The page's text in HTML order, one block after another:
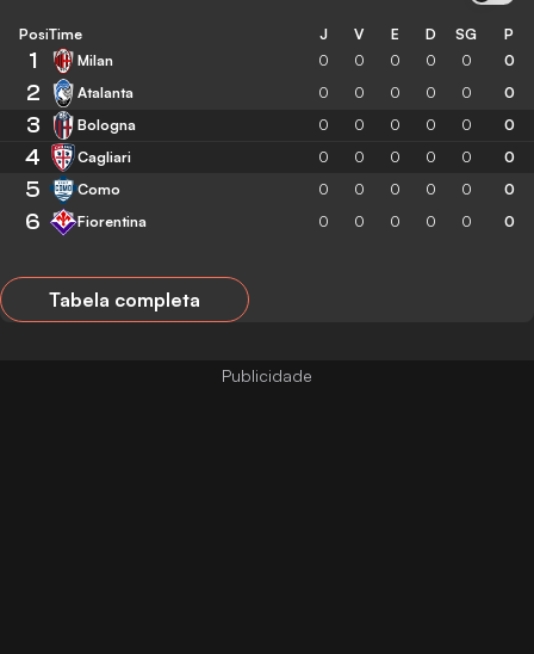
Posição
Time J V E D SG P
1 Milan 0 0 0 0 0 0
2 Atalanta 0 0 0 0 0 0
3 Bologna 0 0 0 0 0 0
4 Cagliari 0 0 0 0 0 0
5 Como 0 0 0 0 0 0
6 Fiorentina 0 0 0 0 0 0
Tabela completa